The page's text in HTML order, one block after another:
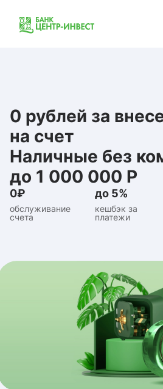
0 рублей за
на счет
Наличные без
до 1 000 000 Р
0₽
обслуживание
счета
до 5%
кешбэк за
платежи